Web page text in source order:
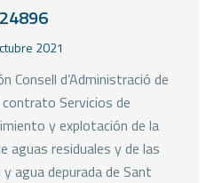
2021
Consell d’Administració de
Servicios de
y explotación de la
aguas residuales y de las
agua depurada de Sant